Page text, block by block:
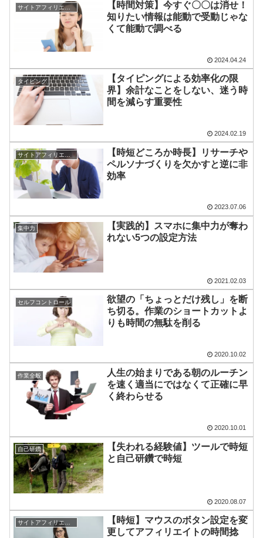
サイトアフィリエイト
【時間対策】今すぐ〇〇は消せ！
知りたい情報は能動で受動じゃな
くて能動で調べる
2024.04.24
タイピング
【タイピングによる効率化の限
界】余計なことをしない、迷う時
間を減らす重要性
2024.02.19
【時短どころか時長】リサーチや
ペルソナづくりを欠かすと逆に非
効率
2023.07.06
集中力
【実践的】スマホに集中力が奪わ
れない5つの設定方法
2021.02.03
セルフコントロール
欲望の「ちょっとだけ残し」を断
ち切る。作業のショートカットよ
りも時間の無駄を削る
2020.10.02
作業全般
人生の始まりである朝のルーチン
を速く適当にではなくて正確に早
く終わらせる
2020.10.01
自己研鑽
【失われる経験値】ツールで時短
と自己研鑽で時短
2020.08.07
サイトアフィリエイト
【時短】マウスのボタン設定を変
更してアフィリエイトの時間捻